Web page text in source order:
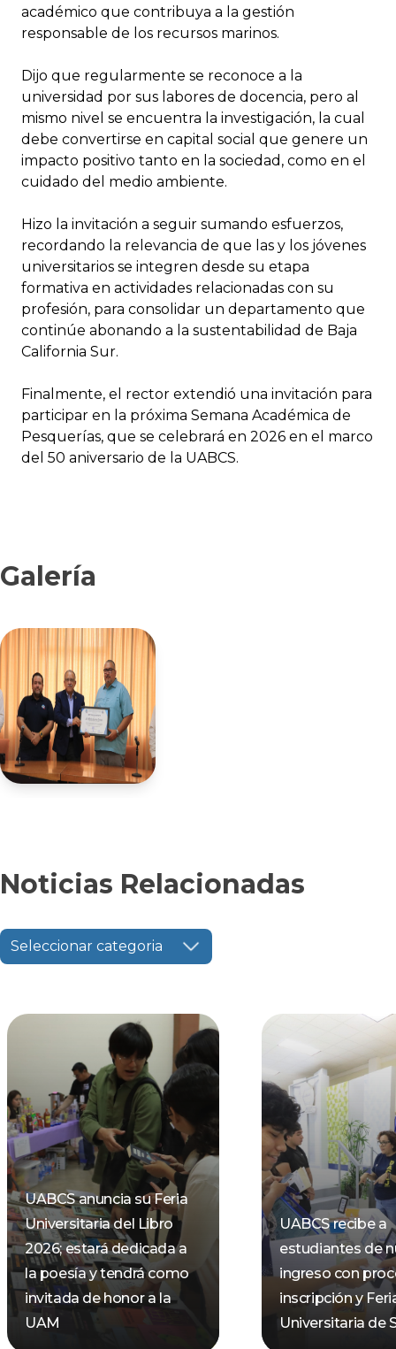
académico que contribuya a la gestión
responsable de los recursos marinos.
Dijo que regularmente se reconoce a la
universidad por sus labores de docencia, pero al
mismo nivel se encuentra la investigación, la cual
debe convertirse en capital social que genere un
impacto positivo tanto en la sociedad, como en el
cuidado del medio ambiente.
Hizo la invitación a seguir sumando esfuerzos,
recordando la relevancia de que las y los jóvenes
universitarios se integren desde su etapa
formativa en actividades relacionadas con su
profesión, para consolidar un departamento que
continúe abonando a la sustentabilidad de Baja
California Sur.
Finalmente, el rector extendió una invitación para
participar en la próxima Semana Académica de
Pesquerías, que se celebrará en 2026 en el marco
del 50 aniversario de la UABCS.
Galería
Noticias Relacionadas
Seleccionar categoria
UABCS anuncia su Feria
Universitaria del Libro
2026; estará dedicada a
la poesía y tendrá como
invitada de honor a la
UAM
UABCS recibe a
estudiantes de
ingreso con
inscripción y
Universitaria de